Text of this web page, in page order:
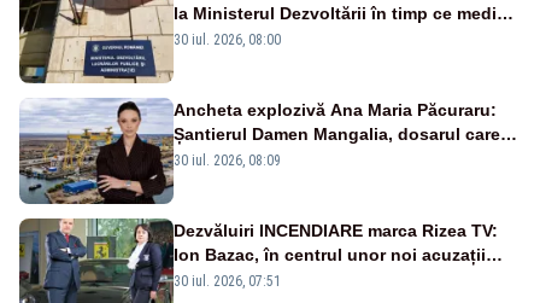
la Ministerul Dezvoltării în timp ce medicii
ies în stradă
30 iul. 2026, 08:00
Ancheta explozivă Ana Maria Păcuraru:
Șantierul Damen Mangalia, dosarul care
scufundă apărarea României
30 iul. 2026, 08:09
Dezvăluiri INCENDIARE marca Rizea TV:
Ion Bazac, în centrul unor noi acuzații
publice
30 iul. 2026, 07:51